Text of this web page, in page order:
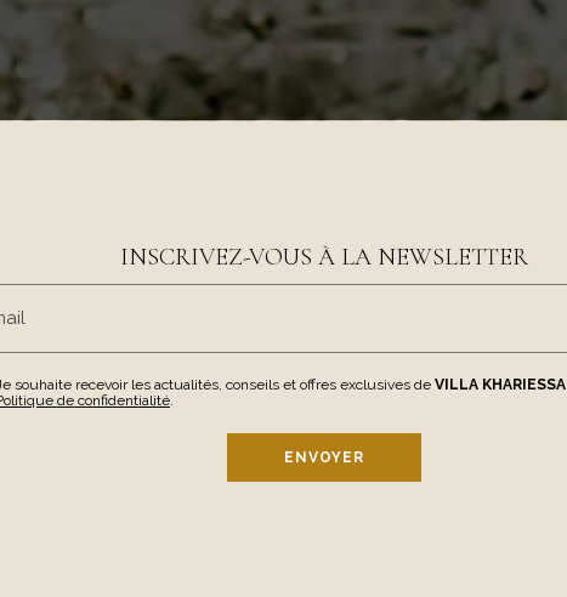
INSCRIVEZ-VOUS À LA NEWSLETTER
Je souhaite recevoir les actualités, conseils et offres exclusives de VILLA KHARIESSA
de confidentialité